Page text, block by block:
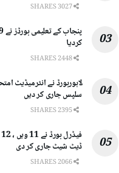
کردیا
سلپس جاری کر دیں
ڈیٹ شیٹ جاری کر دی